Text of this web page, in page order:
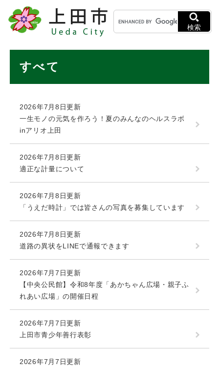
メニューを飛ばして本文へ
キ
ー
ワ
検索
すべて
2026年7月8日更新
一生モノの元気を作ろう！夏のみんなのヘルスラボ
inアリオ上田
2026年7月8日更新
適正な計量について
2026年7月8日更新
「うえだ時計」では皆さんの写真を募集しています
2026年7月8日更新
道路の異状をLINEで通報できます
2026年7月7日更新
【中央公民館】令和8年度「あかちゃん広場・親子ふ
れあい広場」の開催日程
2026年7月7日更新
上田市青少年善行表彰
2026年7月7日更新